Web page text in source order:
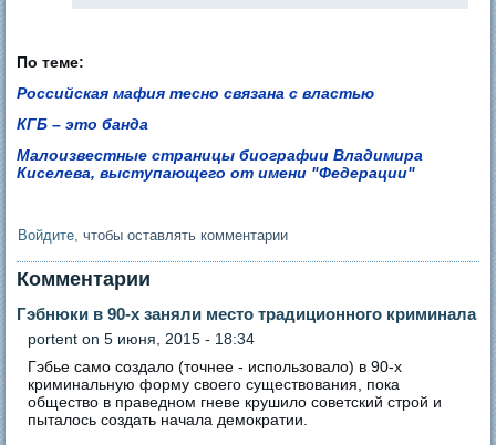
По теме:
Российская мафия тесно связана с властью
КГБ – это банда
Малоизвестные страницы биографии Владимира
Киселева, выступающего от имени "Федерации"
Войдите, чтобы оставлять комментарии
Комментарии
Гэбнюки в 90-х заняли место традиционного криминала
portent on 5 июня, 2015 - 18:34
Гэбье само создало (точнее - использовало) в 90-х
криминальную форму своего существования, пока
общество в праведном гневе крушило советский строй и
пыталось создать начала демократии.